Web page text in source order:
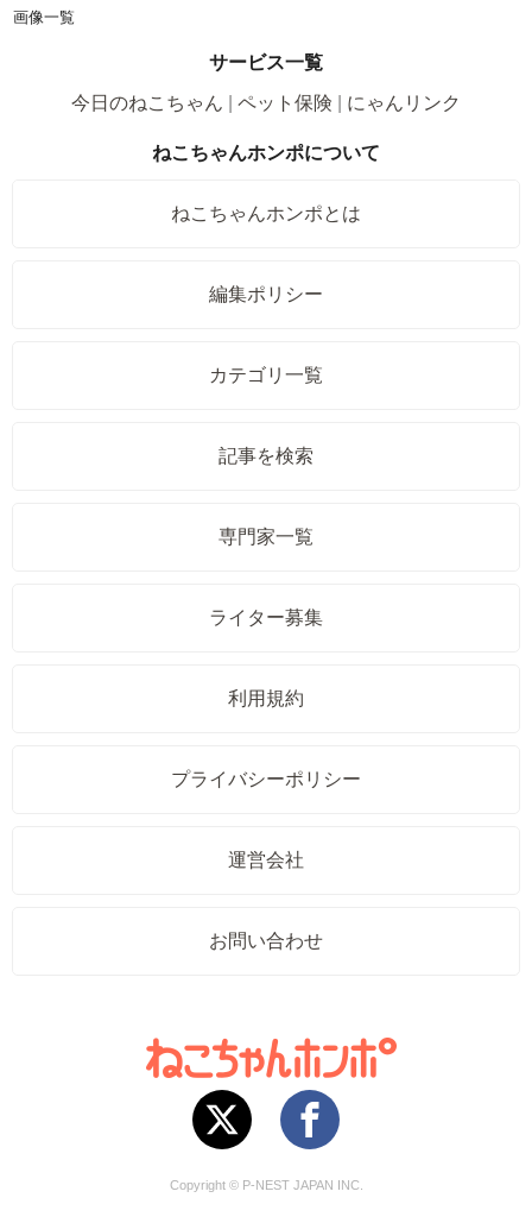
画像一覧
サービス一覧
今日のねこちゃん
ペット保険 にゃんリンク
ねこちゃんホンポについて
ねこちゃんホンポとは
編集ポリシー
カテゴリ一覧
記事を検索
専門家一覧
ライター募集
利用規約
プライバシーポリシー
運営会社
お問い合わせ
Copyright © P-NEST JAPAN INC.